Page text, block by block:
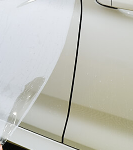
咨询